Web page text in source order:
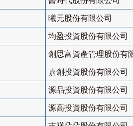
曦元股份有限公司
均盈投資股份有限公司
創思富資產管理股份有
嘉創投資股份有限公司
源品投資股份有限公司
源高投資股份有限公司